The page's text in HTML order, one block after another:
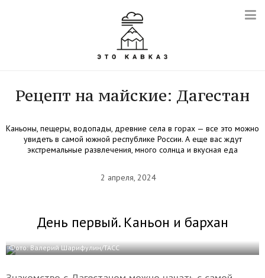
Рецепт на майские: Дагестан
Каньоны, пещеры, водопады, древние села в горах — все это можно
увидеть в самой южной республике России. А еще вас ждут
экстремальные развлечения, много солнца и вкусная еда
2 апреля, 2024
День первый. Каньон и бархан
Фото: Валерий Шарифулин/ТАСС